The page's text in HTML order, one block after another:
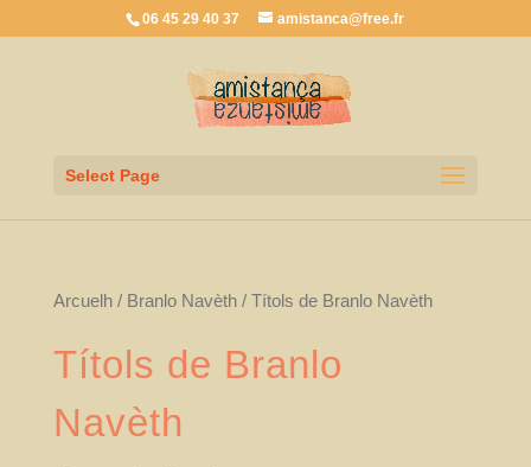
06 45 29 40 37 amistanca@free.fr
Select Page
Arcuelh/ Branlo Navèth/ Títols de Branlo Navèth
Títols de Branlo
Navèth